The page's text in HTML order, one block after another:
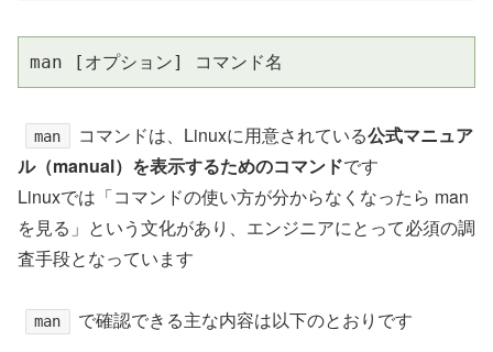
man [オプション] コマンド名
man コマンドは、Linuxに用意されている公式マニュア
ル（manual）を表示するためのコマンドです
Linuxでは「コマンドの使い方が分からなくなったら man
を見る」という文化があり、エンジニアにとって必須の調
査手段となっています
man で確認できる主な内容は以下のとおりです